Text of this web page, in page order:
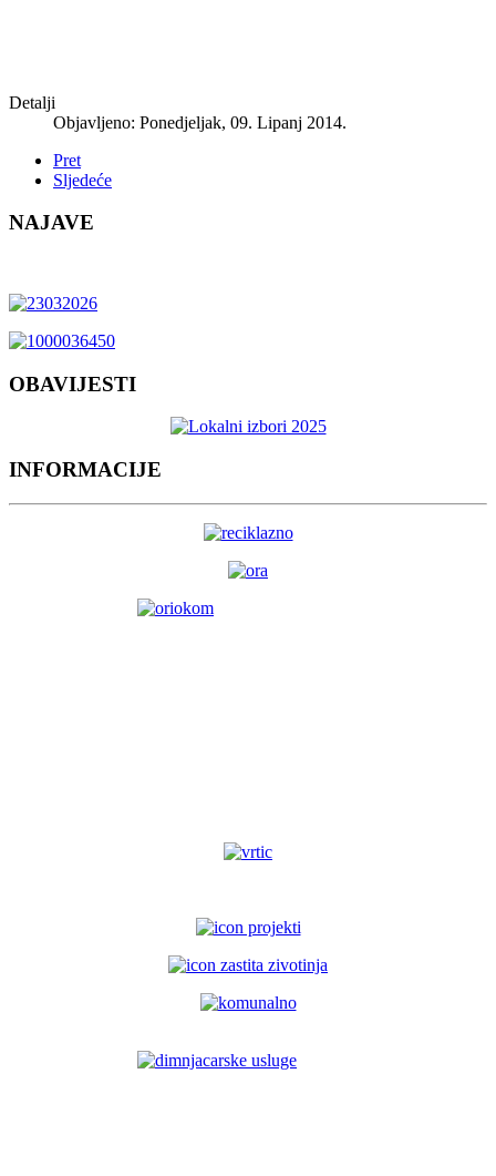
Detalji
Objavljeno: Ponedjeljak, 09. Lipanj 2014.
Pret
Sljedeće
NAJAVE
OBAVIJESTI
INFORMACIJE